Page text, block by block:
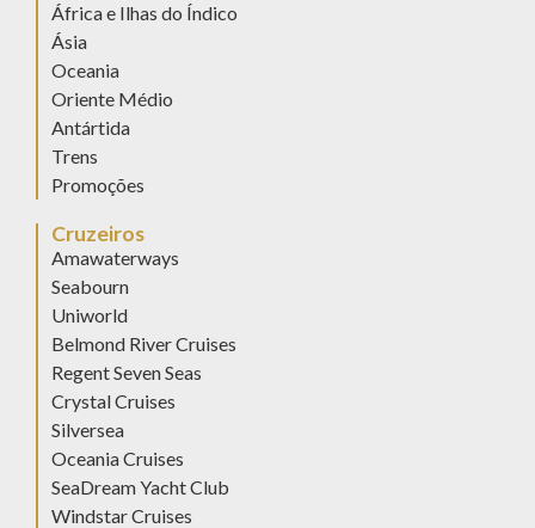
África e Ilhas do Índico
Ásia
Oceania
Oriente Médio
Antártida
Trens
Promoções
Cruzeiros
Amawaterways
Seabourn
Uniworld
Belmond River Cruises
Regent Seven Seas
Crystal Cruises
Silversea
Oceania Cruises
SeaDream Yacht Club
Windstar Cruises